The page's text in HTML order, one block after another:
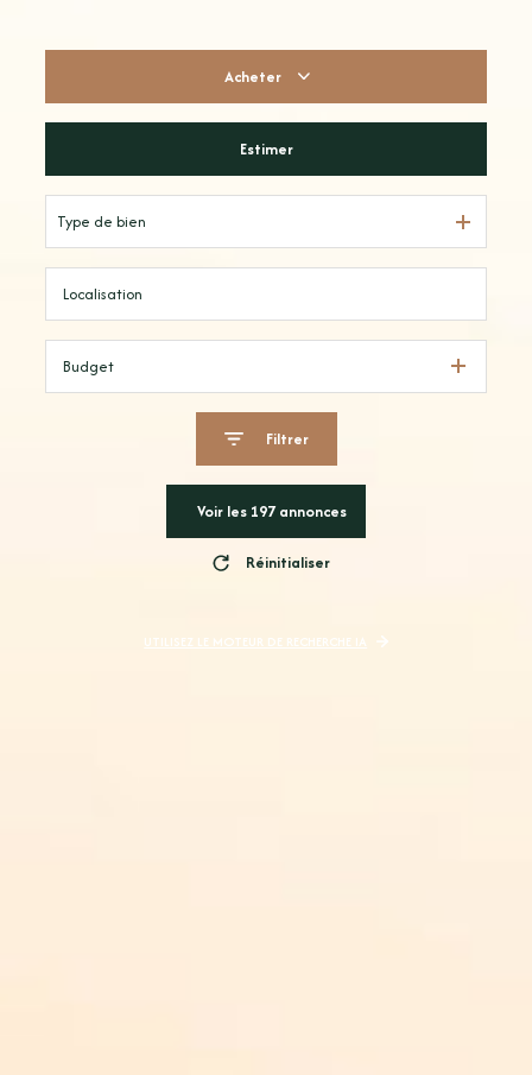
Acheter
Estimer
Type de bien
Budget
Filtrer
Voir les 197annonces
Réinitialiser
UTILISEZ LE MOTEUR DE RECHERCHE IA